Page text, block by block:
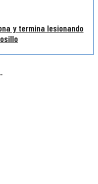
y termina lesionando